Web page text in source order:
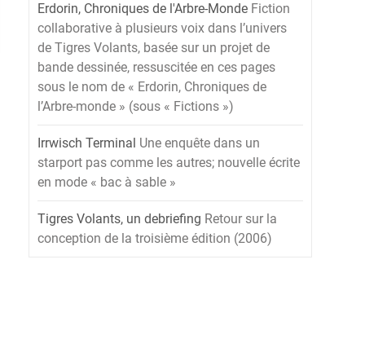
Erdorin, Chroniques de l'Arbre-Monde Fiction
collaborative à plusieurs voix dans l’univers
de Tigres Volants, basée sur un projet de
bande dessinée, ressuscitée en ces pages
sous le nom de « Erdorin, Chroniques de
l’Arbre-monde » (sous « Fictions »)
Irrwisch Terminal Une enquête dans un
starport pas comme les autres; nouvelle écrite
en mode « bac à sable »
Tigres Volants, un debriefing Retour sur la
conception de la troisième édition (2006)